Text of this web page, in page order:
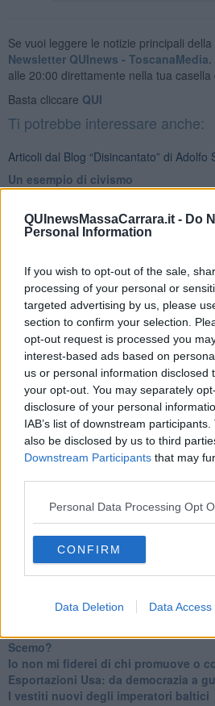
QUInewsMassaCarrara.it - Do
Personal Information
If you wish to opt-out of the sale,
processing of your personal or
targeted advertising by us, please
section to confirm your selection.
opt-out request is processed you
interest-based ads based on
us or personal information disclosed
your opt-out. You may separately
disclosure of your personal
IAB’s list of downstream
also be disclosed by us to third
Downstream Participants that may
Personal Data Processing Opt
CONFIRM
Data Deletion Data Access
Se vuoi leggere le notizie principali
Newsletter QUInews - ToscanaMedia.
alle 20:00 direttamente nella tua casella
Basta cliccare QUI
Ti potrebbe interessare anche:
Articoli dal Blog “Disincantato” di Adolfo
​Un esempio di civismo
​Linee guida per organizzare il
​Il ripristino della natura secondo la
Cittadini
Tutti morimmo a stento (2)
​Tutti morimmo a stento (1)
IL CORRIDOIO BLU il resoconto del
Un manuale essenziale per seguire il
Il corridoio blu
​Il cronoprogramma ottimale verso il
​I costi dell’adeguamento al cold
Alcune domande da esordiente agli
sorti dell’Elba
Verso il full electric a gestione
​La Scienza dei Cittadini e i Cittadini
Trump e le sue guerre contro i
​Le furbate elettorali della Meloni e la
dell’opposizione
​Date loro l’Oscar al posto del Nobel
L'umanizzazione dell'economia e
​Dopo il diluvio dei NO: un patto
​Un grandioso NO ai falchi teocratici
La religione è la cocaina dei potenti
L’italiano vero e la paura che al
​Complottismo o capitalismo globale?
Scemo?
​Io non mi fiderei di chi promuove o
Esportazioni Usa: da democrazia a
​I vestiti nuovi degli imperatori baltici